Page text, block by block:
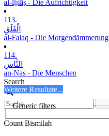
al-Iḫlāṣ - Die Aufrichtigkeit
113.
الْفَلَقِ
al-Falaq - Die Morgendämmerung
114.
النَّاسِ
an-Nās - Die Menschen
Search
Weitere Resultate...
Generic filters
Count Bismilah